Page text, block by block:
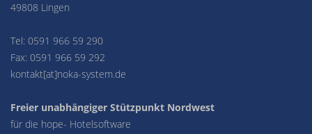
49808 Lingen
Tel: 0591 966 59 290
Fax: 0591 966 59 292
kontakt[at]noka-system.de
Freier unabhängiger Stützpunkt Nordwest
für die hope- Hotelsoftware